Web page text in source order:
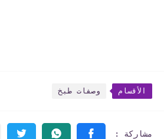
الأقسام وصفات طبخ